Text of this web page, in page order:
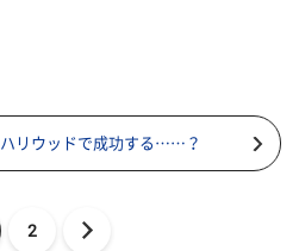
ハリウッドで成功する……？
2